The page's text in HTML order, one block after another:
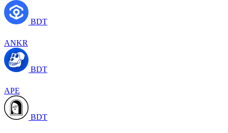
BDT
ANKR
BDT
APE
BDT